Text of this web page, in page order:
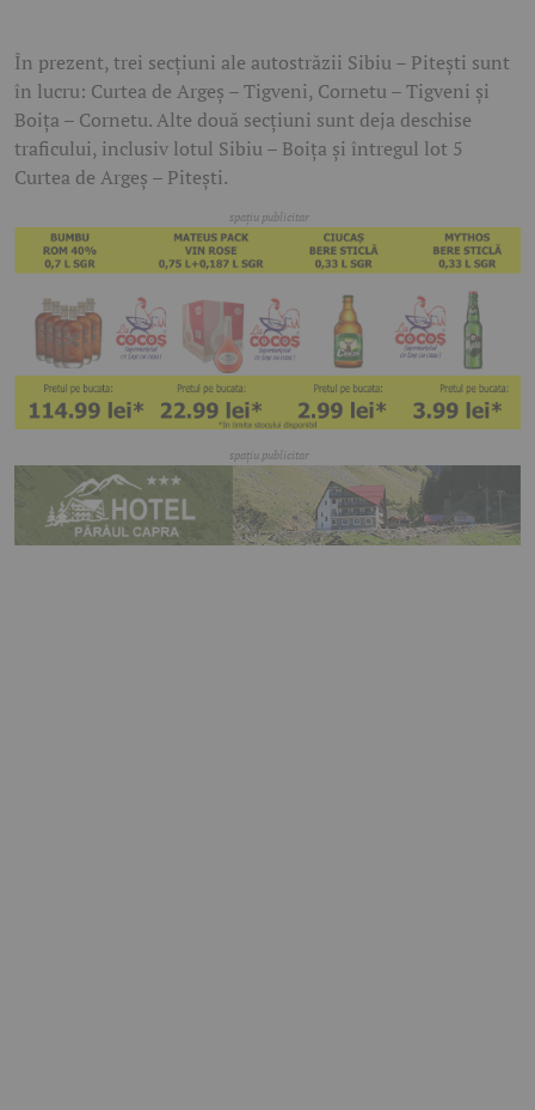
În prezent, trei secțiuni ale autostrăzii Sibiu – Pitești sunt
în lucru: Curtea de Argeș – Tigveni, Cornetu – Tigveni și
Boița – Cornetu. Alte două secțiuni sunt deja deschise
traficului, inclusiv lotul Sibiu – Boița și întregul lot 5
Curtea de Argeș – Pitești.